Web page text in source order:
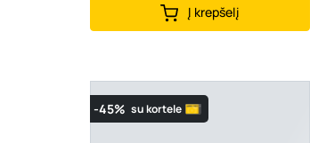
Į krepšelį
-45% su kortele